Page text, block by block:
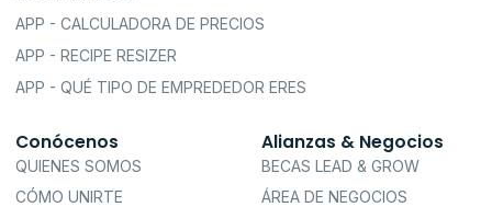
APP - CALCULADORA DE PRECIOS
APP - RECIPE RESIZER
APP - QUÉ TIPO DE EMPREDEDOR ERES
Conócenos
QUIENES SOMOS
CÓMO UNIRTE
Alianzas & Negocios
BECAS LEAD & GROW
ÁREA DE NEGOCIOS